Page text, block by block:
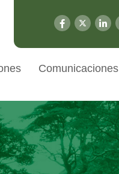
Comunicaciones